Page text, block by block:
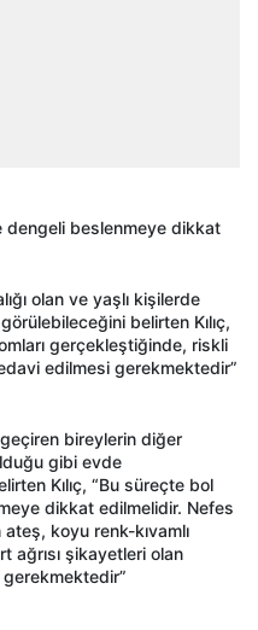
dengeli beslenmeye dikkat
olan ve yaşlı kişilerde
belirten Kılıç,
gerçekleştiğinde, riskli
edilmesi gerekmektedir”
bireylerin diğer
gibi evde
Kılıç, “Bu süreçte bol
dikkat edilmelidir. Nefes
koyu renk-kıvamlı
ağrısı şikayetleri olan
gerekmektedir”